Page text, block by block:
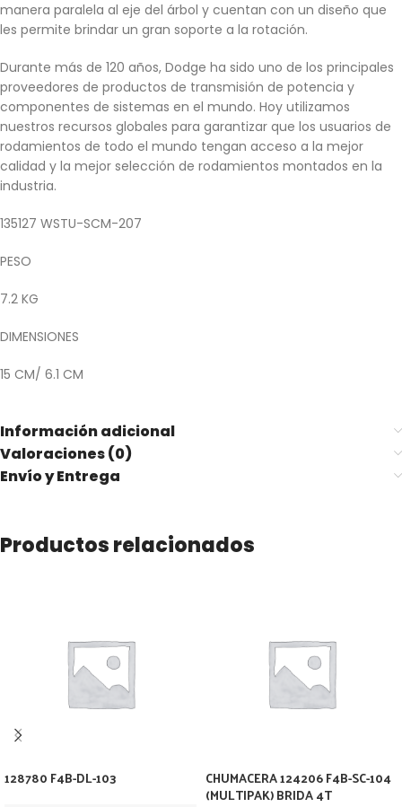
manera paralela al eje del árbol y cuentan con un diseño que
les permite brindar un gran soporte a la rotación.
Durante más de 120 años, Dodge ha sido uno de los principales
proveedores de productos de transmisión de potencia y
componentes de sistemas en el mundo. Hoy utilizamos
nuestros recursos globales para garantizar que los usuarios de
rodamientos de todo el mundo tengan acceso a la mejor
calidad y la mejor selección de rodamientos montados en la
industria.
135127 WSTU-SCM-207
PESO
7.2 KG
DIMENSIONES
15 CM/ 6.1 CM
Información adicional
Valoraciones (0)
Envío y Entrega
Productos relacionados
128780 F4B-DL-103 CHUMACERA 124206 F4B-SC-104
(MULTIPAK) BRIDA 4T